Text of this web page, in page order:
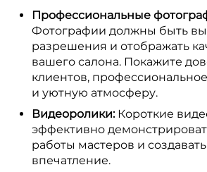
Профессиональные
Фотографии должны быть
разрешения и отображать
вашего салона. Покажите
клиентов,
и уютную атмосферу.
Видеоролики:Короткие
эффективно
работы мастеров и
впечатление.